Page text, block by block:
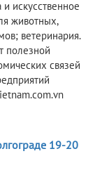
искусственное
животных,
ветеринария.
полезной
связей
19-20